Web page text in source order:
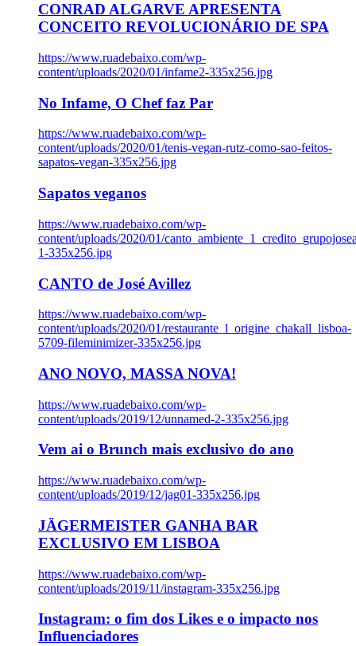
CONRAD ALGARVE APRESENTA
CONCEITO REVOLUCIONÁRIO DE SPA
https://www.ruadebaixo.com/wp-
content/uploads/2020/01/infame2-335x256.jpg
No Infame, O Chef faz Par
https://www.ruadebaixo.com/wp-
content/uploads/2020/01/tenis-vegan-rutz-como-sao-feitos-
sapatos-vegan-335x256.jpg
Sapatos veganos
https://www.ruadebaixo.com/wp-
content/uploads/2020/01/
1-335x256.jpg
CANTO de José Avillez
https://www.ruadebaixo.com/wp-
content/uploads/2020/01/restaurante_l_origine_chakall_lisboa-
5709-fileminimizer-335x256.jpg
ANO NOVO, MASSA NOVA!
https://www.ruadebaixo.com/wp-
content/uploads/2019/12/unnamed-2-335x256.jpg
Vem ai o Brunch mais exclusivo do ano
https://www.ruadebaixo.com/wp-
content/uploads/2019/12/jag01-335x256.jpg
JÄGERMEISTER GANHA BAR
EXCLUSIVO EM LISBOA
https://www.ruadebaixo.com/wp-
content/uploads/2019/11/instagram-335x256.jpg
Instagram: o fim dos Likes e o impacto nos
Influenciadores